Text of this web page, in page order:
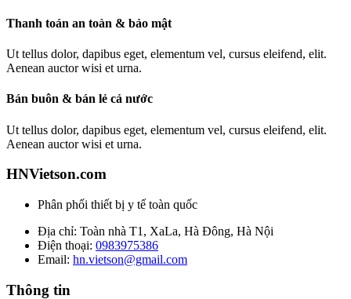
Thanh toán an toàn & bảo mật
Ut tellus dolor, dapibus eget, elementum vel, cursus eleifend, elit.
Aenean auctor wisi et urna.
Bán buôn & bán lẻ cả nước
Ut tellus dolor, dapibus eget, elementum vel, cursus eleifend, elit.
Aenean auctor wisi et urna.
HNVietson.com
Phân phối thiết bị y tế toàn quốc
Địa chỉ: Toàn nhà T1, XaLa, Hà Đông, Hà Nội
Điện thoại: 0983975386
Email: hn.vietson@gmail.com
Thông tin